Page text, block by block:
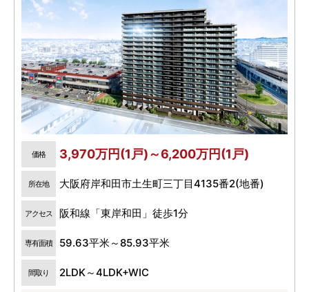
価格 3,970万円(1戸)～6,200万円(1戸)
所在地 大阪府岸和田市土生町三丁目4135番2(地番)
アクセス 阪和線「東岸和田」徒歩1分
専有面積 59.63平米～85.93平米
間取り 2LDK～4LDK+WIC